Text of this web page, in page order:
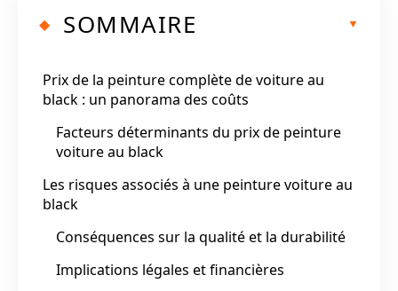
SOMMAIRE
Prix de la peinture complète de voiture au
black : un panorama des coûts
Facteurs déterminants du prix de peinture
voiture au black
Les risques associés à une peinture voiture au
black
Conséquences sur la qualité et la durabilité
Implications légales et financières